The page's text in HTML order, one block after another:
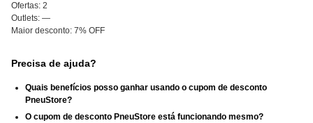
Ofertas: 2
Outlets: —
Maior desconto: 7% OFF
Precisa de ajuda?
Quais benefícios posso ganhar usando o cupom de desconto
PneuStore?
O cupom de desconto PneuStore está funcionando mesmo?